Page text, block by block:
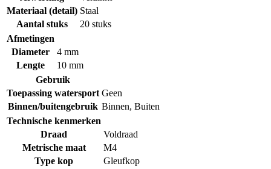
Materiaal (detail) Staal
Aantal stuks
20 stuks
Afmetingen
Diameter
4 mm
Lengte
10 mm
Gebruik
Toepassing watersport Geen
Binnen/buitengebruik Binnen, Buiten
Technische kenmerken
Draad
Voldraad
Metrische maat
M4
Type kop
Gleufkop